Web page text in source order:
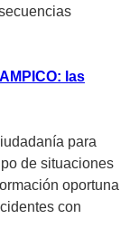
las
para
de situaciones
oportuna
con